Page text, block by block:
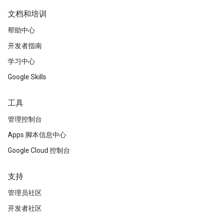
文档和培训
帮助中心
开发者指南
学习中心
Google Skills
工具
管理控制台
Apps 脚本信息中心
Google Cloud 控制台
支持
管理员社区
开发者社区